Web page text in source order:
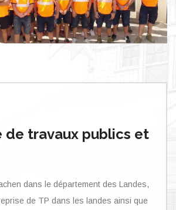
de travaux publics et
dans le département des Landes,
de TP dans les landes ainsi que